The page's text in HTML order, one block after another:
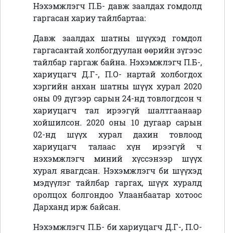
Нэхэмжлэгч П.Б- давж заалдах гомдолд
гаргасан хариу тайлбартаа:
Давж заалдах шатны шүүхэд гомдол
гаргасантай холбогдуулан өөрийн зүгээс
тайлбар гаргаж байна. Нэхэмжлэгч П.Б-,
хариуцагч Д.Г-, П.О- нартай холбогдох
хэргийн анхан шатны шүүх хурал 2020
оны 09 дүгээр сарын 24-нд товлогдсон ч
хариуцагч тал ирээгүй шалтгаанаар
хойшилсон. 2020 оны 10 дугаар сарын
02-нд шүүх хурал дахин товлоод
хариуцагч талаас хүн ирээгүй ч
нэхэмжлэгч миний хүссэнээр шүүх
хурал явагдсан. Нэхэмжлэгч би шүүхэд
мэдүүлэг тайлбар гаргах, шүүх хуралд
оролцох болгондоо Улаанбаатар хотоос
Дарханд ирж байсан.
Нэхэмжлэгч П.Б- би хариуцагч Д.Г-, П.О-